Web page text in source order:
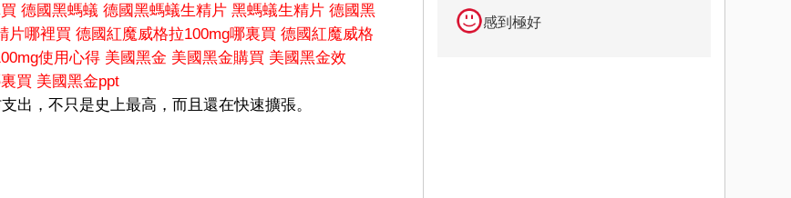
德國黑螞蟻 德國黑螞蟻生精片 黑螞蟻生精片 德國黑
片哪裡買 德國紅魔威格拉100mg哪裏買 德國紅魔威格
使用心得 美國黑金 美國黑金購買 美國黑金效
買 美國黑金ppt
出，不只是史上最高，而且還在快速擴張。
感到極好